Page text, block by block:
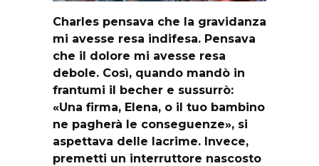
Charles pensava che la gravidanza
mi avesse resa indifesa. Pensava
che il dolore mi avesse resa
debole. Così, quando mandò in
frantumi il becher e sussurrò:
«Una firma, Elena, o il tuo bambino
ne pagherà le conseguenze», si
aspettava delle lacrime. Invece,
premetti un interruttore nascosto